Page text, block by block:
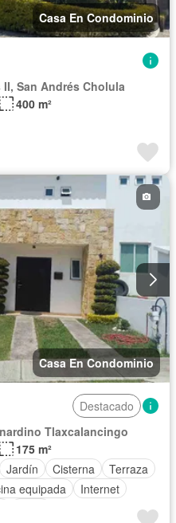
Casa En Condominio
San Andrés Cholula
400 m²
Casa En Condominio
Destacado
Tlaxcalancingo
175 m²
Jardín Cisterna
Terraza
equipada
Internet